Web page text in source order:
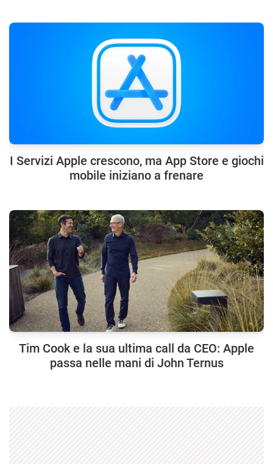
I Servizi Apple crescono, ma App Store e giochi
mobile iniziano a frenare
Tim Cook e la sua ultima call da CEO: Apple
passa nelle mani di John Ternus